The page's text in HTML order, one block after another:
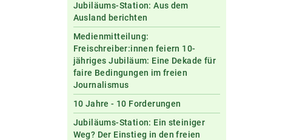
Jubiläums-Station: Aus dem
Ausland berichten
Medienmitteilung:
Freischreiber:innen feiern 10-
jähriges Jubiläum: Eine Dekade für
faire Bedingungen im freien
Journalismus
10 Jahre - 10 Forderungen
Jubiläums-Station: Ein steiniger
Weg? Der Einstieg in den freien